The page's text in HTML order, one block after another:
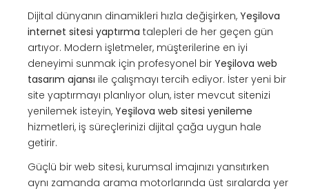
Dijital dünyanın dinamikleri hızla değişirken, Yeşilova
internet sitesi yaptırma talepleri de her geçen gün
artıyor. Modern işletmeler, müşterilerine en iyi
deneyimi sunmak için profesyonel bir Yeşilova web
tasarım ajansı ile çalışmayı tercih ediyor. İster yeni bir
site yaptırmayı planlıyor olun, ister mevcut sitenizi
yenilemek isteyin, Yeşilova web sitesi yenileme
hizmetleri, iş süreçlerinizi dijital çağa uygun hale
getirir.
Güçlü bir web sitesi, kurumsal imajınızı yansıtırken
aynı zamanda arama motorlarında üst sıralarda yer